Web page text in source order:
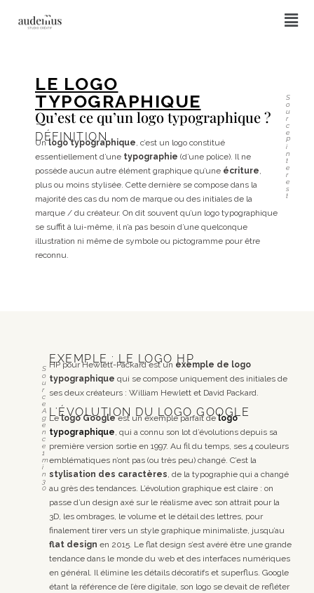
LE LOGO
TYPOGRAPHIQUE
Qu’est ce qu’un logo typographique ?
DÉFINITION
Unlogo typographique, c’est un logo constitué
essentiellement d’une typographie (d’une police). Il ne
possède aucun autre élément graphique qu’une écriture,
plus ou moins stylisée. Cette dernière se compose dans la
majorité des cas du nom de marque ou des initiales de la
marque / du créateur. On dit souvent qu’un logo typographique
se suffit à lui-même, il n’a pas besoin d’une quelconque
illustration ni même de symbole ou pictogramme pour être
reconnu.
S
o
u
r
c
e
P
i
n
t
e
r
e
s
t
S
o
u
r
c
e
A
g
e
n
c
e
1
m
i
n
3
0
EXEMPLE : LE LOGO HP
HP pour Hewlett-Packard est un exemple de logo
typographique qui se compose uniquement des initiales de
ses deux créateurs : William Hewlett et David Packard.
L'ÉVOLUTION DU LOGO GOOGLE
Lelogo Googleest un exemple parfait delogo
typographique, qui a connu son lot d’évolutions depuis sa
première version sortie en 1997. Au fil du temps, ses 4 couleurs
emblématiques n’ont pas (ou très peu) changé. C’est la
stylisation des caractères, de la typographie qui a changé
au grès des tendances. L’évolution graphique est claire : on
passe d’un design axé sur le réalisme avec son attrait pour la
3D, les ombrages, le volume et le détail des lettres, pour
finalement tirer vers un style graphique minimaliste, jusqu’au
flat design en 2015. Le flat design s’est avéré être une grande
tendance dans le monde du web et des interfaces numériques
en général. Il élimine les détails décoratifs et superflus. Google
étant la référence de l’ère digitale, son logo se devait de refléter